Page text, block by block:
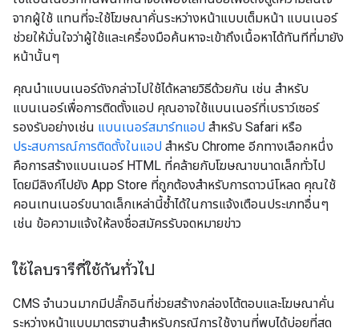
จากผู้ใช้ แทนที่จะใช้โฆษณาคั่นระหว่างหน้าแบบเต็มหน้า แบนเนอร์
ช่วยให้มั่นใจว่าผู้ใช้และเครื่องมือค้นหาจะเข้าถึงเนื้อหาได้ทันทีที่มายัง
หน้านั้นๆ
คุณนำแบนเนอร์ดังกล่าวไปใช้ได้หลายวิธีด้วยกัน เช่น สำหรับ
แบนเนอร์เพื่อการติดตั้งแอป คุณอาจใช้แบนเนอร์ที่เบราว์เซอร์
รองรับอย่างเช่น แบนเนอร์สมาร์ทแอป สำหรับ Safari หรือ
ประสบการณ์การติดตั้งในแอป สำหรับ Chrome อีกทางเลือกหนึ่ง
คือการสร้างแบนเนอร์ HTML ที่คล้ายกับโฆษณาขนาดเล็กทั่วไป
โดยมีลิงก์ไปยัง App Store ที่ถูกต้องสำหรับการดาวน์โหลด คุณใช้
คอนเทนเนอร์ขนาดเล็กเหล่านี้ซ้ำได้ในการแจ้งเตือนประเภทอื่นๆ
เช่น ข้อความแจ้งให้ลงชื่อสมัครรับจดหมายข่าว
ใช้ไลบรารีที่ใช้กันทั่วไป
CMS จํานวนมากมีปลั๊กอินที่ช่วยสร้างกล่องโต้ตอบและโฆษณาคั่น
ระหว่างหน้าแบบมาตรฐานสําหรับกรณีการใช้งานที่พบได้บ่อยที่สุด